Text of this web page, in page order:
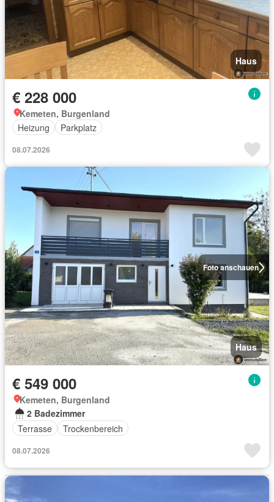
Haus
€ 228 000
Kemeten, Burgenland
Heizung
Parkplatz
08.07.2026
Foto anschauen
Haus
€ 549 000
Kemeten, Burgenland
2 Badezimmer
Terrasse
Trockenbereich
08.07.2026